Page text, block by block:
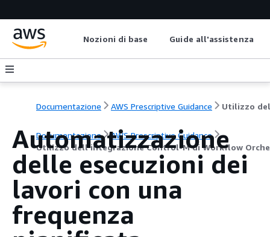
Nozioni di base Guide all'assistenza
Documentazione AWS Prescriptive Guidance
Documentazione
AWS Prescriptive Guidance
Utilizzo dell'integrazione Control-M di Workflow
Automatizzazione
delle esecuzioni dei
lavori con una
frequenza